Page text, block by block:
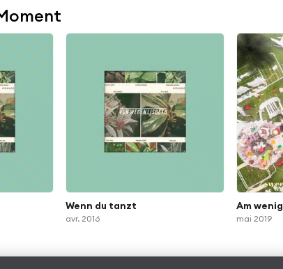
Wenn du tanzt
avr. 2016
Am
mai 2019